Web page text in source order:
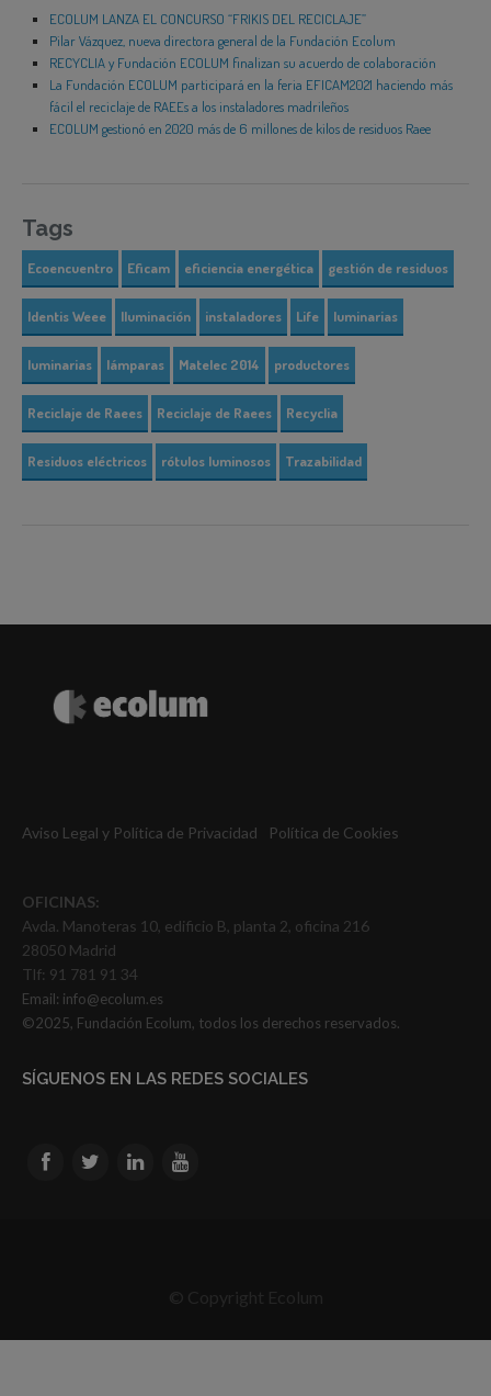
ECOLUM LANZA EL CONCURSO “FRIKIS DEL RECICLAJE”
Pilar Vázquez, nueva directora general de la Fundación Ecolum
RECYCLIA y Fundación ECOLUM finalizan su acuerdo de colaboración
La Fundación ECOLUM participará en la feria EFICAM2021 haciendo más
fácil el reciclaje de RAEEs a los instaladores madrileños
ECOLUM gestionó en 2020 más de 6 millones de kilos de residuos Raee
Tags
Ecoencuentro Eficam eficiencia energética gestión de residuos
Identis Weee Iluminación instaladores Life luminarias
luminarias lámparas Matelec 2014 productores
Reciclaje de Raees Reciclaje de Raees Recyclia
Residuos eléctricos rótulos luminosos Trazabilidad
Aviso Legal y Política de Privacidad Política de Cookies
OFICINAS:
Avda. Manoteras 10, edificio B, planta 2, oficina 216
28050 Madrid
Tlf: 91 781 91 34
Email: info@ecolum.es
©2025, Fundación Ecolum, todos los derechos reservados.
SÍGUENOS EN LAS REDES SOCIALES